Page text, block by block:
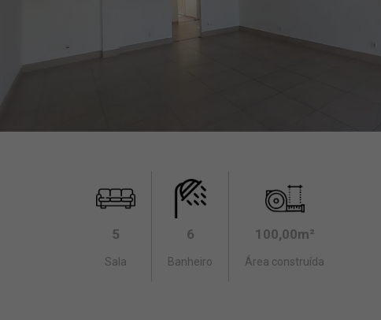
5
Sala
6
Banheiro
100,00m²
Área construída